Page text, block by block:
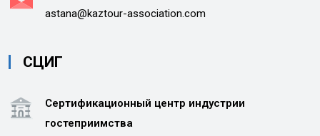
astana@kaztour-association.com
СЦИГ
Сертификационный центр индустрии
гостеприимства